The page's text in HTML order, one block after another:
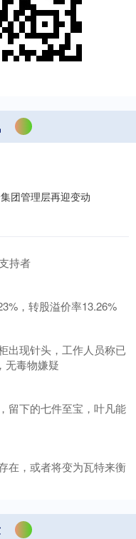
团管理层再迎变动
持者
，转股溢价率13.26%
出现针头，工作人员称已
无毒物嫌疑
留下的七件至宝，叶凡能
在，或者将变为瓦特来衡